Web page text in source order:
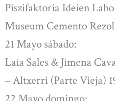
Piszifaktoria Ideien
Museum Cemento
21 Mayo sábado:
Laia Sales & Jimena
– Altxerri (Parte Vieja)